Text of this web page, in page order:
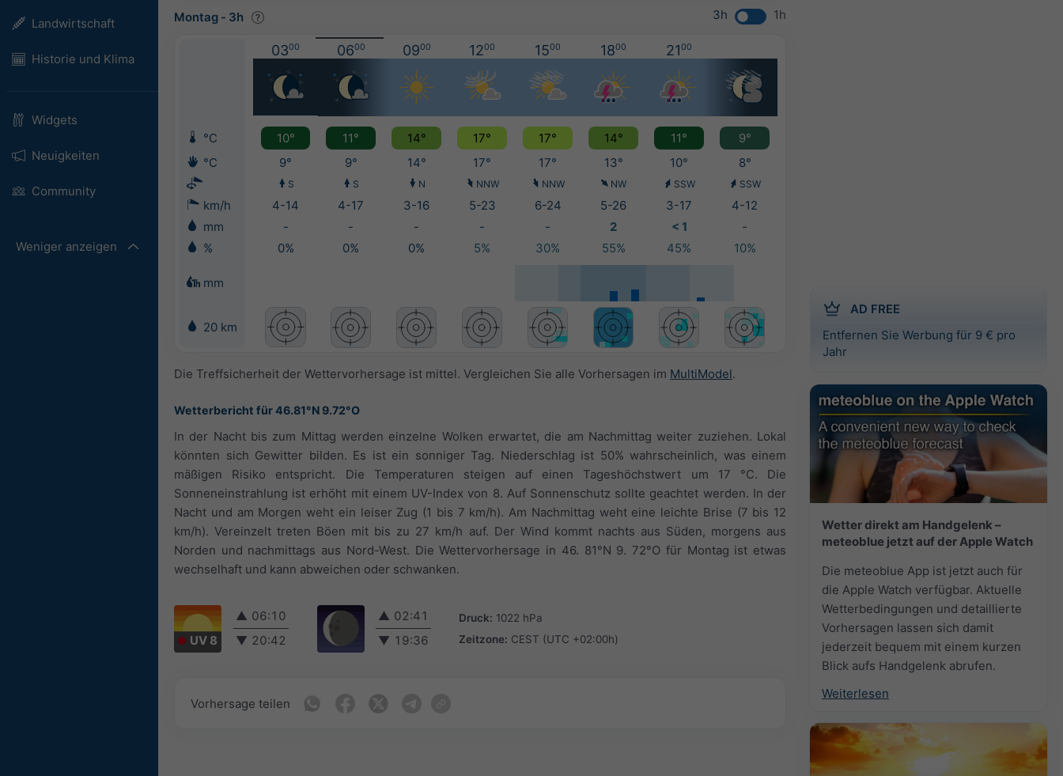
Landwirtschaft
Historie und Klima
Widgets
Neuigkeiten
Community
Weniger anzeigen
AD FREE
Entfernen Sie Werbung für 9 € pro
Jahr
Wetter direkt am Handgelenk –
meteoblue jetzt auf der Apple Watch
Die meteoblue App ist jetzt auch für
die Apple Watch verfügbar. Aktuelle
Wetterbedingungen und detaillierte
Vorhersagen lassen sich damit
jederzeit bequem mit einem kurzen
Blick aufs Handgelenk abrufen.
Weiterlesen
Montag - 3h 3h 1h
0300 0600 0900 1200 1500 1800 2100
°C 10° 11° 14° 17° 17° 14° 11°
9°
°C
9° 9° 14° 17° 17° 13° 10° 8°
S S N NNW NNW NW SSW SSW
km/h 4-14 4-17 3-16 5-23 6-24 5-26 3-17
4-12
mm
- - - - - 2 < 1
-
%
0% 0% 0% 5% 30% 55% 45% 10%
mm
20 km
Die Treffsicherheit der Wettervorhersage ist mittel. Vergleichen Sie alle Vorhersagen im MultiModel.
Wetterbericht für 46.81°N 9.72°O
In der Nacht bis zum Mittag werden einzelne Wolken erwartet, die am Nachmittag weiter zuziehen. Lokal
könnten sich Gewitter bilden. Es ist ein sonniger Tag. Niederschlag ist 50% wahrscheinlich, was einem
mäßigen Risiko entspricht. Die Temperaturen steigen auf einen Tageshöchstwert um 17 °C. Die
Sonneneinstrahlung ist erhöht mit einem UV-Index von 8. Auf Sonnenschutz sollte geachtet werden. In der
Nacht und am Morgen weht ein leiser Zug (1 bis 7 km/h). Am Nachmittag weht eine leichte Brise (7 bis 12
km/h). Vereinzelt treten Böen mit bis zu 27 km/h auf. Der Wind kommt nachts aus Süden, morgens aus
Norden und nachmittags aus Nord-West. Die Wettervorhersage in 46. 81°N 9. 72°O für Montag ist etwas
wechselhaft und kann abweichen oder schwanken.
UV 8
▲ 06:10
▼ 20:42
▲ 02:41
▼ 19:36
Druck: 1022 hPa
Zeitzone: CEST (UTC +02:00h)
Vorhersage teilen